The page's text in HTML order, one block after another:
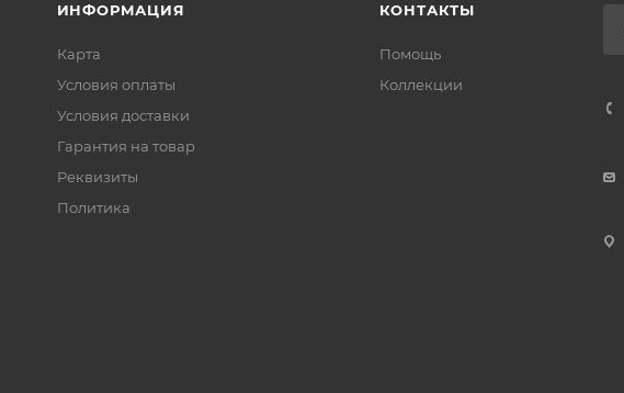
ИНФОРМАЦИЯ
Карта
Условия оплаты
Условия доставки
Гарантия на товар
Реквизиты
Политика
КОНТАКТЫ
Помощь
Коллекции